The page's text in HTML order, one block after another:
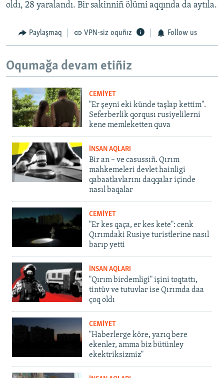
oldı, 28 yaralandı. Bir sakinniñ ölümi aqqında da aytıla.
Paylaşmaq VPN-siz oquñız Follow us
Oqumağa devam etiñiz
CEMİYET
"Er şeyni eki künde taşlap kettim".
Seferberlik qorqusı rusiyelilerni
kene memleketten quva
İNSAN AQLARI
Bir an – ve casussıñ. Qırım
mahkemeleri devlet hainligi
qabaatlavlarını daqqalar içinde
nasıl baqalar
CEMİYET
"Er kes qaça, er kes kete": cenk
Qırımdaki Rusiye turistlerine nasıl
barıp yetti
İNSAN AQLARI
"Qırım birdemligi" işini toqtattı,
tintüv ve tutuvlar ise Qırımda daa
çoq oldı
CEMİYET
"Haberlerge köre, yarıq bere
ekenler, amma biz bütünley
ekektriksizmiz"